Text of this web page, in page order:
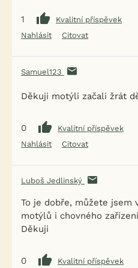
1
Kvalitní příspěvek
Nahlásit
Citovat
Samuel123
Děkuji motýli začali žrát
0
Kvalitní příspěvek
Nahlásit
Citovat
Luboš Jedlinský
To je dobře, můžete
motýlů i chovného
Děkuji
0
Kvalitní příspěvek